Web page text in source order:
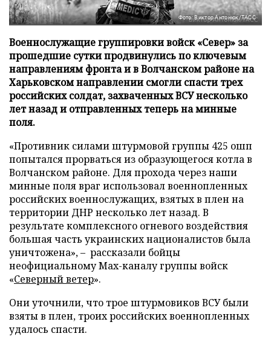
Фото: Виктор Антонюк/ТАСС
Военнослужащие группировки войск «Север» за
прошедшие сутки продвинулись по ключевым
направлениям фронта и в Волчанском районе на
Харьковском направлении смогли спасти трех
российских солдат, захваченных ВСУ несколько
лет назад и отправленных теперь на минные
поля.
«Противник силами штурмовой группы 425 ошп
попытался прорваться из образующегося котла в
Волчанском районе. Для прохода через наши
минные поля враг использовал военнопленных
российских военнослужащих, взятых в плен на
территории ДНР несколько лет назад. В
результате комплексного огневого воздействия
большая часть украинских националистов была
уничтожена», – рассказали бойцы
неофициальному Max-каналу группы войск
«Северный ветер».
Они уточнили, что трое штурмовиков ВСУ были
взяты в плен, троих российских военнопленных
удалось спасти.